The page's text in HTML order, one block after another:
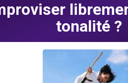
tonalité ?